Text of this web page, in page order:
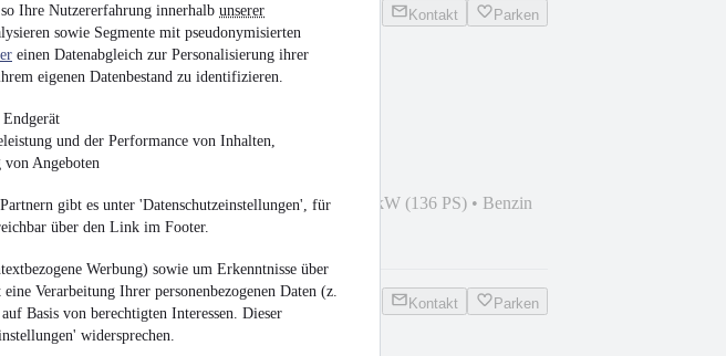
Ihre Nutzererfahrung innerhalb unserer
sowie Segmente mit pseudonymisierten
einen Datenabgleich zur Personalisierung ihrer
eigenen Datenbestand zu identifizieren.
und der Performance von Inhalten,
Angeboten
gibt es unter 'Datenschutzeinstellungen', für
über den Link im Footer.
Werbung) sowie um Erkenntnisse über
Verarbeitung Ihrer personenbezogenen Daten (z.
Basis von berechtigten Interessen. Dieser
widersprechen.
Kontakt Parken
22.199 €¹
Finanzierung ab
Unfallfrei •EZ 04/2021•44.998 km• 100 kW (136 PS) • Benzin
Kontakt Parken